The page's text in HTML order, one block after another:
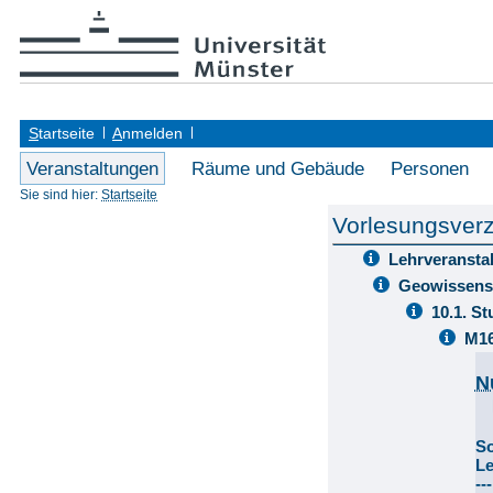
Startseite Anmelden
Veranstaltungen Räume und Gebäude Personen
Sie sind hier: Startseite
10.1.